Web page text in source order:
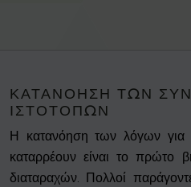
ΚΑΤΑΝΌΗΣΗ ΤΩΝ
ΙΣΤΟΤΌΠΩΝ
Η κατανόηση των λόγων για
καταρρέουν είναι το πρώτο
διαταραχών. Πολλοί